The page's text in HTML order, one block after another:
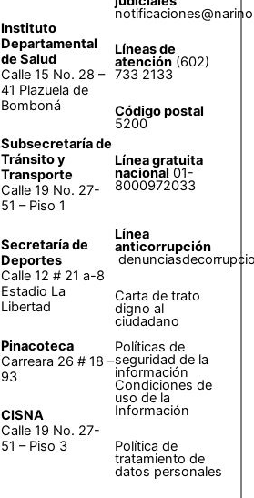
Instituto
Departamental
de Salud
Calle 15 No. 28 –
41 Plazuela de
Bomboná
Subsecretaría de
Tránsito y
Transporte
Calle 19 No. 27-
51 – Piso 1
Secretaría de
Deportes
Calle 12 # 21 a-8
Estadio La
Libertad
Pinacoteca
Carreara 26 # 18 –
93
CISNA
Calle 19 No. 27-
51 – Piso 3
Líneas de
atención (602)
733 2133
Código postal
5200
Línea gratuita
nacional 01-
8000972033
Línea
anticorrupción
Carta de trato
digno al
ciudadano
Políticas de
seguridad de la
información
Condiciones de
uso de la
Información
Política de
tratamiento de
datos personales